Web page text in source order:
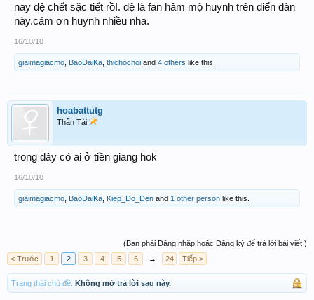
nay đệ chết sặc tiết rồI. đệ là fan hâm mộ huynh trên diển đàn
này.cám ơn huynh nhiều nha.
16/10/10
giaimagiacmo BaoDaiKa thichochoi and 4 others like this.
hoabattutg
Thần Tài
trong đây có ai ở tiền giang hok
16/10/10
giaimagiacmo BaoDaiKa Kiep_Đo_Đen and 1 other person like this.
(Bạn phải Đăng nhập hoặc Đăng ký để trả lời bài viết.)
< Trước
1 2 3 4 5 6 → 24 Tiếp >
Trạng thái chủ đề: Không mở trả lời sau này.